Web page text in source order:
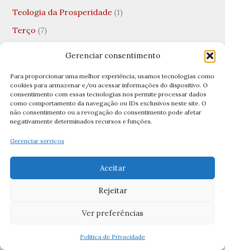
Gerenciar consentimento
Para proporcionar uma melhor experiência, usamos tecnologias como
cookies para armazenar e/ou acessar informações do dispositivo. O
consentimento com essas tecnologias nos permite processar dados
como comportamento da navegação ou IDs exclusivos neste site. O
não consentimento ou a revogação do consentimento pode afetar
negativamente determinados recursos e funções.
Gerenciar serviços
Aceitar
Rejeitar
Ver preferências
Política de Privacidade
Teologia da Prosperidade(1)
Terço (7)
Terço de São José(1)
Terço no Lar(1)
Terço por Dia(3)
Terços(11)
Terços Católicos(11)